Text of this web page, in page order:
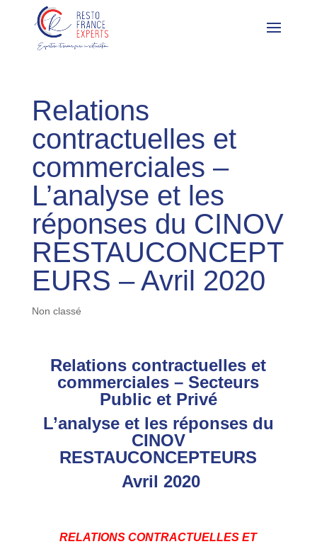
Relations
contractuelles et
commerciales –
L’analyse et les
réponses du CINOV
RESTAUCONCEPT
EURS – Avril 2020
Non classé
Relations contractuelles et
commerciales – Secteurs
Public et Privé
L’analyse et les réponses du
CINOV
RESTAUCONCEPTEURS
Avril 2020
RELATIONS CONTRACTUELLES ET